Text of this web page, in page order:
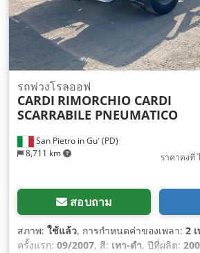
San Pietro in Gu' (PD)
8,711 km
รถพ่วงโรลออฟ
CARDI RIMORCHIO CARDI
SCARRABILE PNEUMATICO
ราคาคงที่
สอบถาม
สภาพ: ใช้แล้ว, การกำหนดค่าของเพลา: 2
ครั้งแรก: 09/2007, สี: เทา-ดำ, ปีที่ผลิต: